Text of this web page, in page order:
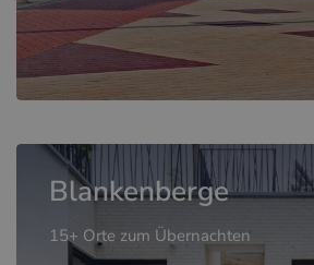
Blankenberge
15+ Orte zum Übernachten